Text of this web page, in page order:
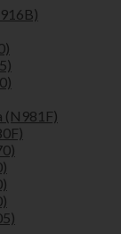
(N981F)